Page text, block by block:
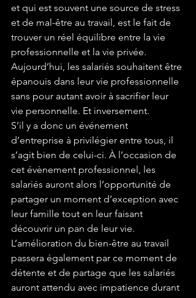
et qui est souvent une source de stress
et de mal-être au travail, est le fait de
trouver un réel équilibre entre la vie
professionnelle et la vie privée.
Aujourd’hui, les salariés souhaitent être
épanouis dans leur vie professionnelle
sans pour autant avoir à sacrifier leur
vie personnelle. Et inversement.
S’il y a donc un événement
d’entreprise à privilégier entre tous, il
s’agit bien de celui-ci. À l’occasion de
cet évènement professionnel, les
salariés auront alors l’opportunité de
partager un moment d’exception avec
leur famille tout en leur faisant
découvrir un pan de leur vie.
L’amélioration du bien-être au travail
passera également par ce moment de
détente et de partage que les salariés
auront attendu avec impatience durant